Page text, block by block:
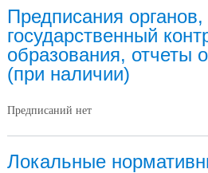
Предписания
государственный
образования, отчеты
(при наличии)
Предписаний нет
Локальные